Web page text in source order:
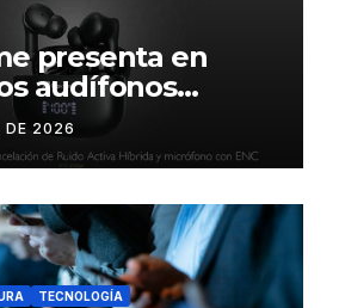
presenta en
audífonos
sonido
y control táctil
DE 2026
TECNOLOGÍA